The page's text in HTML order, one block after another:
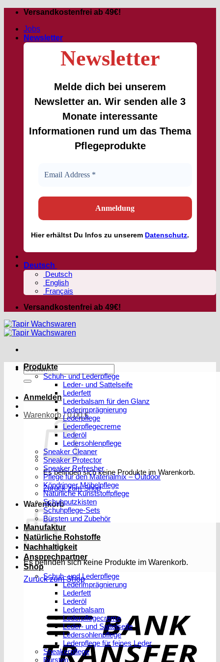
Zum
springen
Versandkostenfrei ab 49€!
Jobs
Newsletter
Newsletter
Melde dich bei unserem
Newsletter an. Wir senden alle 3
Monate interessante
Informationen rund um das Thema
Pflegeprodukte
Hiererhältst Du Infos zu unserem Datenschutz.
Deutsch
Deutsch
English
Français
Versandkostenfrei ab 49€!
Suchen
nach:
Anmelden
Warenkorb /0,00€
Es befinden sich keine Produkte im Warenkorb.
Zurück zum Shop
Warenkorb
Es befinden sich keine Produkte im Warenkorb.
Zurück zum Shop
Produkte
Schuh- und Lederpflege
Leder- und Sattelseife
Lederfett
Lederbalsam für den Glanz
Lederimprägnierung
Lederpflege
Lederpflegecreme
Lederöl
Ledersohlenpflege
Sneaker Cleaner
Sneaker Protector
Sneaker Refresher
Pflege für den Materialmix – Outdoor
Köndringer Möbelpflege
Natürliche Kunststoffpflege
Schuhputzkisten
Schuhpflege-Sets
Bürsten und Zubehör
Manufaktur
Natürliche Rohstoffe
Nachhaltigkeit
Ansprechpartner
Shop
Schuh- und Lederpflege
Lederimprägnierung
Lederfett
Lederöl
Lederbalsam
Lederpflegecreme
Leder- und Sattelseife
Ledersohlenpflege
Lederpflege für feines Leder
Sneakerpflege
Bürsten